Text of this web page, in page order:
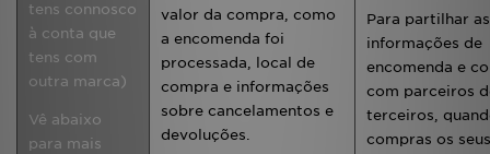
tens connosco
à conta que
tens com
outra marca)
Vê abaixo
para mais
valor da compra, como
a encomenda foi
processada, local de
compra e informações
sobre cancelamentos e
devoluções.
Para partilhar
informações de
encomenda e
com parceiros
terceiros,
compras os seus